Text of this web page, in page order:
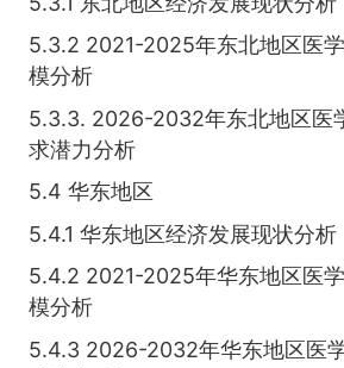
5.3.2 2021-2025年东北地区医
模分析
5.3.3. 2026-2032年东北地区医
求潜力分析
5.4 华东地区
5.4.1 华东地区经济发展现状分析
5.4.2 2021-2025年华东地区医
模分析
5.4.3 2026-2032年华东地区医